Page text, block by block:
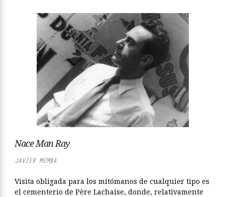
Nace Man Ray
JAVIER MEMBA
Visita obligada para los mitómanos de cualquier tipo es
el cementerio de Père Lachaise, donde, relativamente